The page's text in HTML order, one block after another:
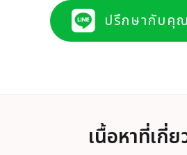
ปรึกษากับคุ
เนื้อหาที่เกี่